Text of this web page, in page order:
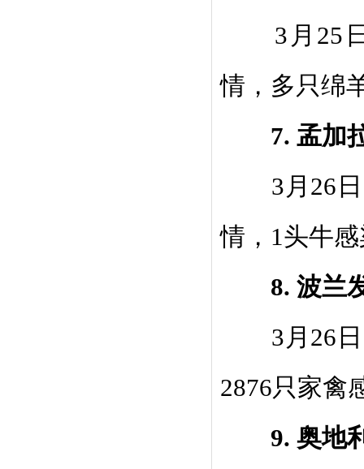
3 月 25
情，多只绵
7. 孟加
3 月 26
情， 1头牛
8. 波兰
3 月 26
2876只家禽
9. 奥地